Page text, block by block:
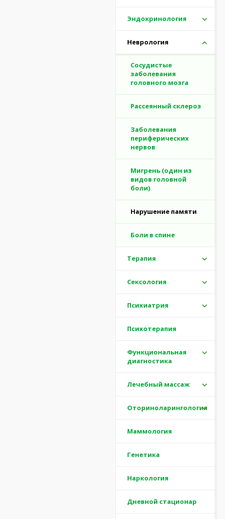
Эндокринология
Неврология
Сосудистые
заболевания
головного мозга
Рассеянный склероз
Заболевания
периферических
нервов
Мигрень (один из
видов головной
боли)
Нарушение памяти
Боли в спине
Терапия
Сексология
Психиатрия
Психотерапия
Функциональная
диагностика
Лечебный массаж
Оториноларингология
Маммология
Генетика
Наркология
Дневной стационар